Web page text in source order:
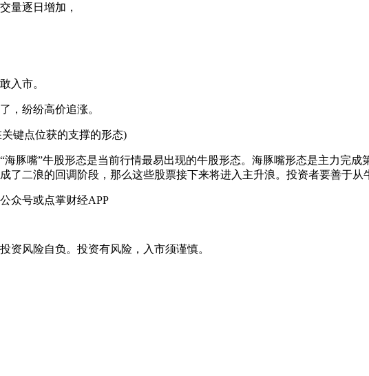
量逐日增加，
入市。
纷纷高价追涨。
键点位获的支撑的形态)
嘴”牛股形态是当前行情最易出现的牛股形态。海豚嘴形态是主力完成
了二浪的回调阶段，那么这些股票接下来将进入主升浪。投资者要善于
众号或点掌财经APP
资风险自负。投资有风险，入市须谨慎。